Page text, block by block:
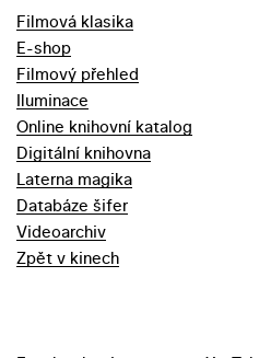
Filmová klasika
E-shop
Filmový přehled
Iluminace
Online knihovní katalog
Digitální knihovna
Laterna magika
Databáze šifer
Videoarchiv
Zpět v kinech